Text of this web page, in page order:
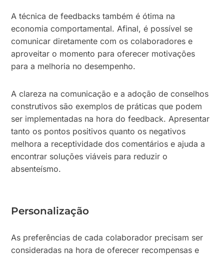
A técnica de feedbacks também é ótima na
economia comportamental. Afinal, é possível se
comunicar diretamente com os colaboradores e
aproveitar o momento para oferecer motivações
para a melhoria no desempenho.
A clareza na comunicação e a adoção de conselhos
construtivos são exemplos de práticas que podem
ser implementadas na hora do feedback. Apresentar
tanto os pontos positivos quanto os negativos
melhora a receptividade dos comentários e ajuda a
encontrar soluções viáveis para reduzir o
absenteísmo.
Personalização
As preferências de cada colaborador precisam ser
consideradas na hora de oferecer recompensas e